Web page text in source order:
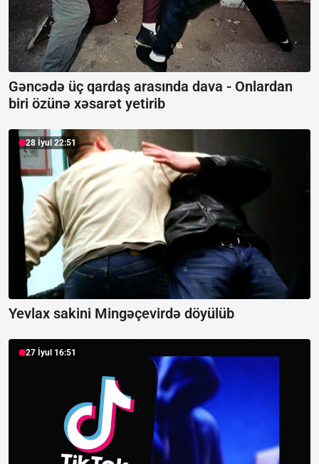
Gəncədə üç qardaş arasında dava - Onlardan
biri özünə xəsarət yetirib
28 İyul 22:51
Yevlax sakini Mingəçevirdə döyülüb
27 İyul 16:51